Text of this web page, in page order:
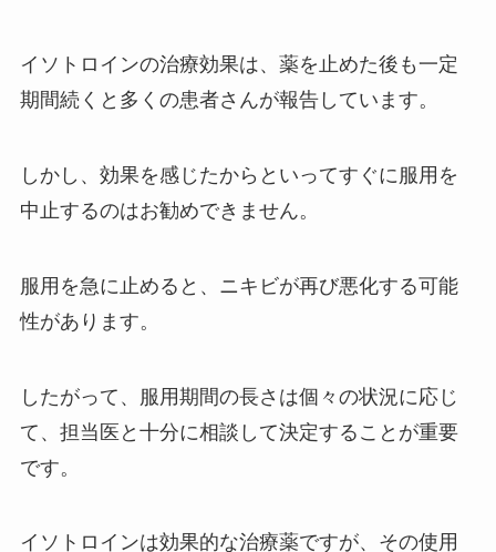
トが生産終了？代わりになるタバ
ケーキフィルムは100均で買え
とめ
や副作用はある？ロキソニンとの
100均で売ってる？三角ネジの外
イソトロインの治療効果は、薬を止めた後も一定
期間続くと多くの患者さんが報告しています。
しかし、効果を感じたからといってすぐに服用を
中止するのはお勧めできません。
服用を急に止めると、ニキビが再び悪化する可能
性があります。
したがって、服用期間の長さは個々の状況に応じ
て、担当医と十分に相談して決定することが重要
です。
イソトロインは効果的な治療薬ですが、その使用